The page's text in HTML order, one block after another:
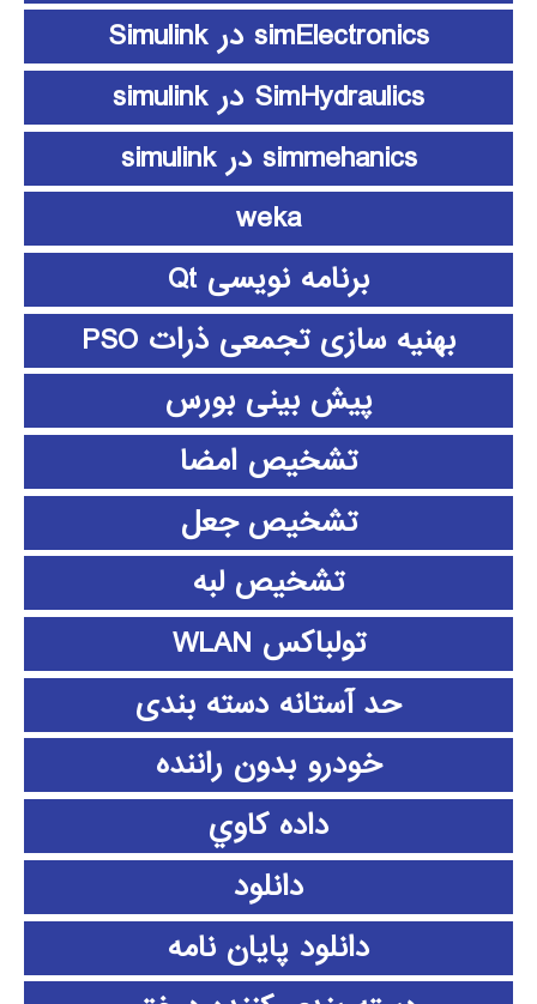
simElectronics در Simulink
SimHydraulics در simulink
simmehanics در simulink
weka
برنامه نویسی Qt
بهنیه سازی تجمعی ذرات PSO
پیش بینی بورس
تشخیص امضا
تشخیص جعل
تشخیص لبه
تولباکس WLAN
حد آستانه دسته بندی
خودرو بدون راننده
داده كاوي
دانلود
دانلود پايان نامه